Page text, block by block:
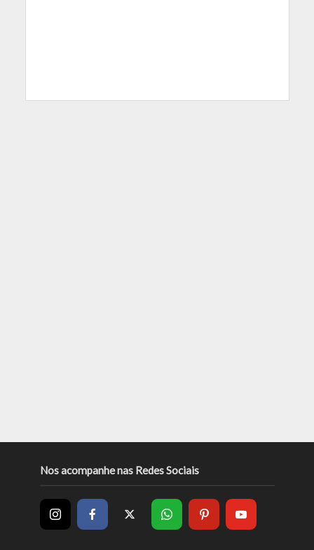
Nos acompanhe nas Redes Sociais